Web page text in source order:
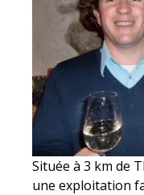
Située à 3 km de
une exploitation